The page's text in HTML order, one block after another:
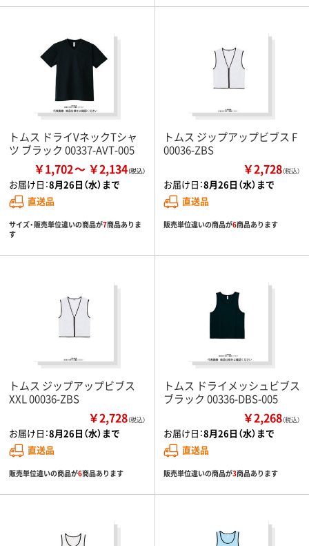
トムス ドライVネックTシャ
ツ ブラック 00337-AVT-005
￥1,702 ￥2,134
お届け日：8月26日（水）まで
直送品
サイズ・販売単位違いの商品が7商品ありま
す
トムス ジップアップビブス F
00036-ZBS
￥2,728（税込）
お届け日：8月26日（水）まで
直送品
販売単位違いの商品が6商品あります
トムス ジップアップビブス
XXL 00036-ZBS
￥2,728（税込）
お届け日：8月26日（水）まで
直送品
販売単位違いの商品が6商品あります
トムス ドライメッシュビブス
ブラック 00336-DBS-005
￥2,268（税込）
お届け日：8月26日（水）まで
直送品
販売単位違いの商品が3商品あります